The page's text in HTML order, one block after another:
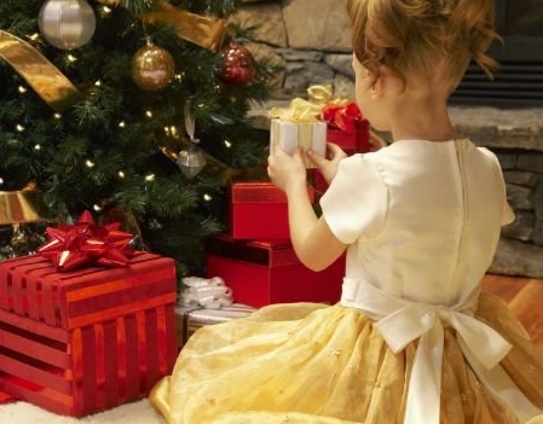
Лікарі назвали симптоми
коронавірусу в дітей
14/Бер/2020
Моро,
08/